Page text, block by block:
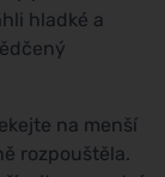
hladké a
na menší
rozpouštěla.